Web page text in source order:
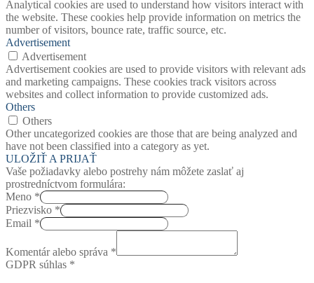
Analytical cookies are used to understand how visitors interact with
the website. These cookies help provide information on metrics the
number of visitors, bounce rate, traffic source, etc.
Advertisement
Advertisement
Advertisement cookies are used to provide visitors with relevant ads
and marketing campaigns. These cookies track visitors across
websites and collect information to provide customized ads.
Others
Others
Other uncategorized cookies are those that are being analyzed and
have not been classified into a category as yet.
ULOŽIŤ A PRIJAŤ
Vaše požiadavky alebo postrehy nám môžete zaslať aj
prostredníctvom formulára:
Meno *
Priezvisko *
Email *
Komentár alebo správa *
GDPR súhlas *